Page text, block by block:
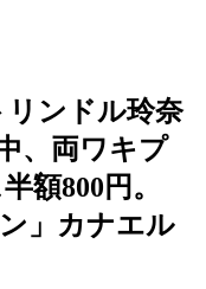
リンドル玲奈
、両ワキプ
額800円。
」カナエル